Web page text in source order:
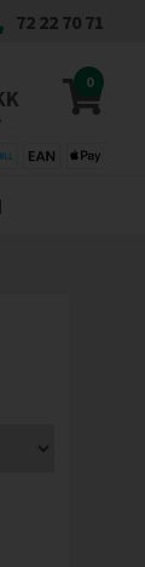
72 22 70 71
0